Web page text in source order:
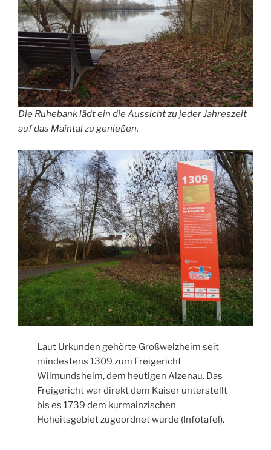
Die Ruhebank lädt ein die Aussicht zu jeder Jahreszeit
auf das Maintal zu genießen.
Laut Urkunden gehörte Großwelzheim seit
mindestens 1309 zum Freigericht
Wilmundsheim, dem heutigen Alzenau. Das
Freigericht war direkt dem Kaiser unterstellt
bis es 1739 dem kurmainzischen
Hoheitsgebiet zugeordnet wurde (Infotafel).